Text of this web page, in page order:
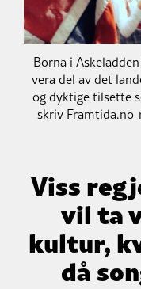
Borna i
vera del av det
og dyktige tilsette
skriv Framtida.no-
Viss
vil ta
kultur,
då